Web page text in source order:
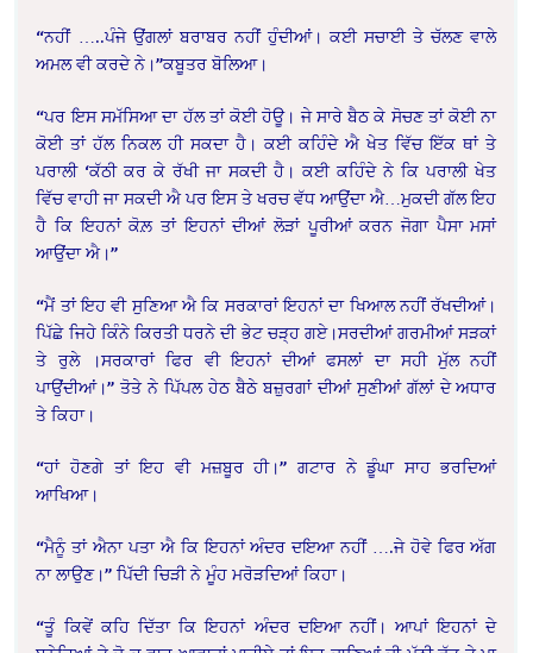
“ਨਹੀਂ …..ਪੰਜੇ ਉਂਗਲਾਂ ਬਰਾਬਰ ਨਹੀਂ ਹੁੰਦੀਆਂ। ਕਈ ਸਚਾਈ ਤੇ ਚੱਲਣ ਵਾਲੇ
ਅਮਲ ਵੀ ਕਰਦੇ ਨੇ।”ਕਬੂਤਰ ਬੋਲਿਆ।
“ਪਰ ਇਸ ਸਮੱਸਿਆ ਦਾ ਹੱਲ ਤਾਂ ਕੋਈ ਹੋਊ। ਜੇ ਸਾਰੇ ਬੈਠ ਕੇ ਸੋਚਣ ਤਾਂ ਕੋਈ ਨਾ
ਕੋਈ ਤਾਂ ਹੱਲ ਨਿਕਲ ਹੀ ਸਕਦਾ ਹੈ। ਕਈ ਕਹਿੰਦੇ ਐ ਖੇਤ ਵਿੱਚ ਇੱਕ ਥਾਂ ਤੇ
ਪਰਾਲੀ ‘ਕੱਠੀ ਕਰ ਕੇ ਰੱਖੀ ਜਾ ਸਕਦੀ ਹੈ। ਕਈ ਕਹਿੰਦੇ ਨੇ ਕਿ ਪਰਾਲੀ ਖੇਤ
ਵਿੱਚ ਵਾਹੀ ਜਾ ਸਕਦੀ ਐ ਪਰ ਇਸ ਤੇ ਖਰਚ ਵੱਧ ਆਉਂਦਾ ਐ…ਮੁਕਦੀ ਗੱਲ ਇਹ
ਹੈ ਕਿ ਇਹਨਾਂ ਕੋਲ਼ ਤਾਂ ਇਹਨਾਂ ਦੀਆਂ ਲੋੜਾਂ ਪੂਰੀਆਂ ਕਰਨ ਜੋਗਾ ਪੈਸਾ ਮਸਾਂ
ਆਉਂਦਾ ਐ।”
“ਮੈਂ ਤਾਂ ਇਹ ਵੀ ਸੁਣਿਆ ਐ ਕਿ ਸਰਕਾਰਾਂ ਇਹਨਾਂ ਦਾ ਖਿਆਲ ਨਹੀਂ ਰੱਖਦੀਆਂ।
ਪਿੱਛੇ ਜਿਹੇ ਕਿੰਨੇ ਕਿਰਤੀ ਧਰਨੇ ਦੀ ਭੇਟ ਚੜ੍ਹ ਗਏ।ਸਰਦੀਆਂ ਗਰਮੀਆਂ ਸੜਕਾਂ
ਤੇ ਰੁਲੇ ।ਸਰਕਾਰਾਂ ਫਿਰ ਵੀ ਇਹਨਾਂ ਦੀਆਂ ਫਸਲਾਂ ਦਾ ਸਹੀ ਮੁੱਲ ਨਹੀਂ
ਪਾਉਂਦੀਆਂ।” ਤੋਤੇ ਨੇ ਪਿੱਪਲ ਹੇਠ ਬੈਠੇ ਬਜ਼ੁਰਗਾਂ ਦੀਆਂ ਸੁਣੀਆਂ ਗੱਲਾਂ ਦੇ ਅਧਾਰ
ਤੇ ਕਿਹਾ।
“ਹਾਂ ਹੋਣਗੇ ਤਾਂ ਇਹ ਵੀ ਮਜ਼ਬੂਰ ਹੀ।” ਗਟਾਰ ਨੇ ਡੂੰਘਾ ਸਾਹ ਭਰਦਿਆਂ
ਆਖਿਆ।
“ਮੈਨੂੰ ਤਾਂ ਐਨਾ ਪਤਾ ਐ ਕਿ ਇਹਨਾਂ ਅੰਦਰ ਦਇਆ ਨਹੀਂ ….ਜੇ ਹੋਵੇ ਫਿਰ ਅੱਗ
ਨਾ ਲਾਉਣ।” ਪਿੱਦੀ ਚਿੜੀ ਨੇ ਮੂੰਹ ਮਰੋੜਦਿਆਂ ਕਿਹਾ।
“ਤੂੰ ਕਿਵੇਂ ਕਹਿ ਦਿੱਤਾ ਕਿ ਇਹਨਾਂ ਅੰਦਰ ਦਇਆ ਨਹੀਂ। ਆਪਾਂ ਇਹਨਾਂ ਦੇ